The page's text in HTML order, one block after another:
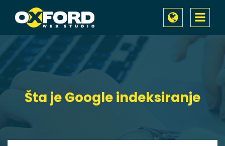
Toggle
Šta je Google indeksiranje